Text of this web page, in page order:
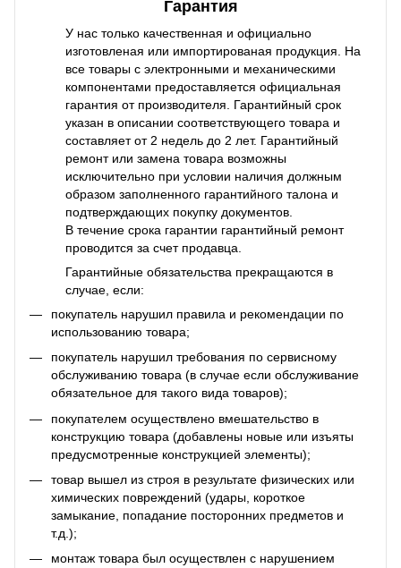
Гарантия
У нас только качественная и официально
изготовленая или импортированая продукция. На
все товары с электронными и механическими
компонентами предоставляется официальная
гарантия от производителя. Гарантийный срок
указан в описании соответствующего товара и
составляет от 2 недель до 2 лет. Гарантийный
ремонт или замена товара возможны
исключительно при условии наличия должным
образом заполненного гарантийного талона и
подтверждающих покупку документов.
В течение срока гарантии гарантийный ремонт
проводится за счет продавца.
Гарантийные обязательства прекращаются в
случае, если:
покупатель нарушил правила и рекомендации по
использованию товара;
покупатель нарушил требования по сервисному
обслуживанию товара (в случае если обслуживание
обязательное для такого вида товаров);
покупателем осуществлено вмешательство в
конструкцию товара (добавлены новые или изъяты
предусмотренные конструкцией элементы);
товар вышел из строя в результате физических или
химических повреждений (удары, короткое
замыкание, попадание посторонних предметов и
т.д.);
монтаж товара был осуществлен с нарушением